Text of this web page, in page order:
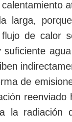
larga,
de calor
de
la